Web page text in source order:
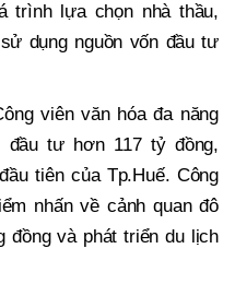
trình lựa chọn nhà thầu,
dụng nguồn vốn đầu tư
viên văn hóa đa năng
đầu tư hơn 117 tỷ đồng,
tiên của Tp.Huế. Công
nhấn về cảnh quan đô
đồng và phát triển du lịch